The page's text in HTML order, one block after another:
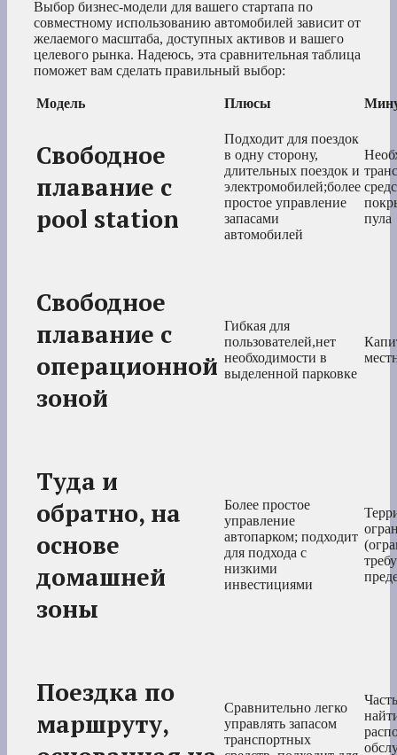
Выбор бизнес-модели для вашего стартапа по
совместному использованию автомобилей зависит от
желаемого масштаба, доступных активов и вашего
целевого рынка. Надеюсь, эта сравнительная таблица
поможет вам сделать правильный выбор:
Модель Плюсы
Свободное
плавание с
pool station
Подходит для поездок
в одну сторону,
длительных поездок и
электромобилей;более
простое управление
запасами
автомобилей
пула
Свободное
плавание с
операционной
зоной
Гибкая для
пользователей,нет
необходимости в
выделенной парковке
Туда и
обратно, на
основе
домашней
зоны
Более простое
управление
автопарком; подходит
для подхода с
низкими
инвестициями
Поездка по
маршруту,
Сравнительно легко
управлять запасом
транспортных